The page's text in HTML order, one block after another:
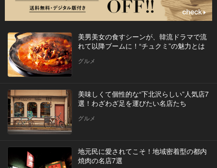
美男美女の食すシーンが、韓流ドラマで流
れて以降ブームに！“チュクミ”の魅力とは
グルメ
美味しくて個性的な“下北沢らしい”人気店7
選！わざわざ足を運びたい名店たち
グルメ
地元民に愛されてこそ！地域密着型の都内
焼肉の名店7選